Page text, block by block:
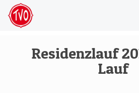
Residenzlauf
Lauf